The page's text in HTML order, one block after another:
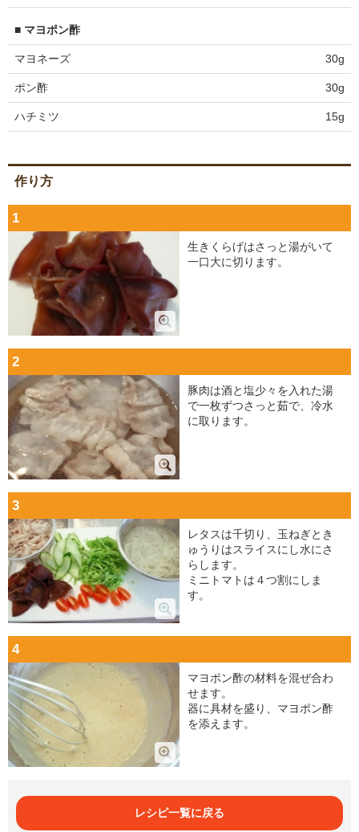
■ マヨポン酢
マヨネーズ 30g
ポン酢 30g
ハチミツ 15g
作り方
1
生きくらげはさっと湯がいて
一口大に切ります。
2
豚肉は酒と塩少々を入れた湯
で一枚ずつさっと茹で、冷水
に取ります。
3
レタスは千切り、玉ねぎとき
ゅうりはスライスにし水にさ
らします。
ミニトマトは４つ割にしま
す。
4
マヨポン酢の材料を混ぜ合わ
せます。
器に具材を盛り、マヨポン酢
を添えます。
レシピ一覧に戻る